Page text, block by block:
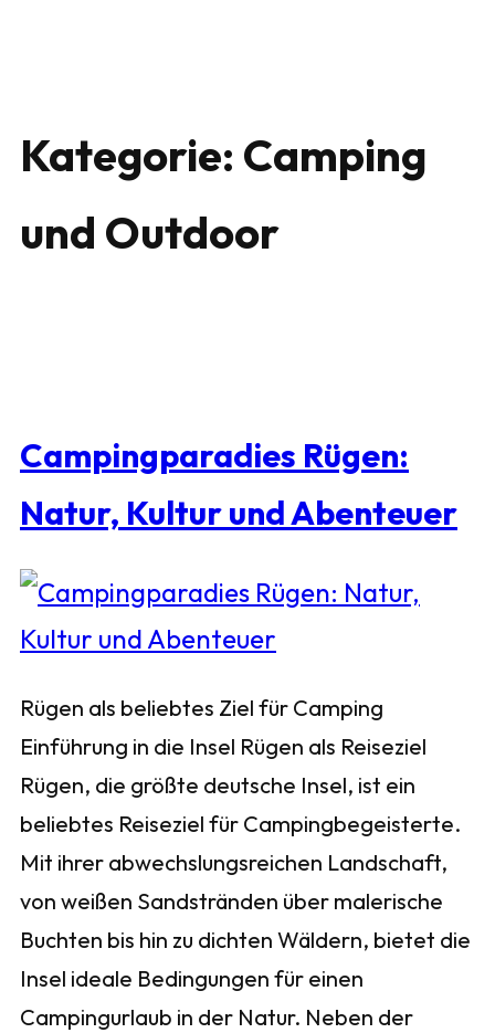
Kategorie: Camping
und Outdoor
Campingparadies Rügen:
Natur, Kultur und Abenteuer
Rügen als beliebtes Ziel für Camping
Einführung in die Insel Rügen als Reiseziel
Rügen, die größte deutsche Insel, ist ein
beliebtes Reiseziel für Campingbegeisterte.
Mit ihrer abwechslungsreichen Landschaft,
von weißen Sandstränden über malerische
Buchten bis hin zu dichten Wäldern, bietet die
Insel ideale Bedingungen für einen
Campingurlaub in der Natur. Neben der